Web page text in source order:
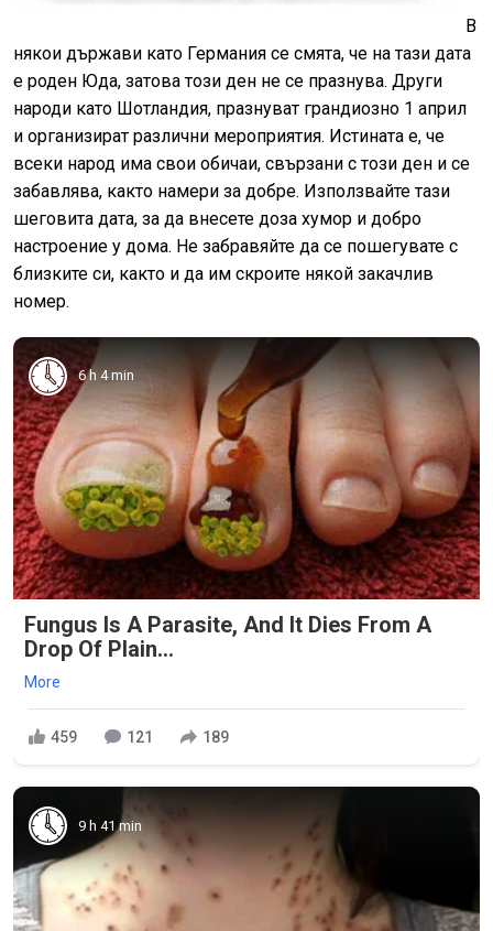
В
някои държави като Германия се смята, че на тази дата
е роден Юда, затова този ден не се празнува. Други
народи като Шотландия, празнуват грандиозно 1 април
и организират различни мероприятия. Истината е, че
всеки народ има свои обичаи, свързани с този ден и се
забавлява, както намери за добре. Използвайте тази
шеговита дата, за да внесете доза хумор и добро
настроение у дома. Не забравяйте да се пошегувате с
близките си, както и да им скроите някой закачлив
номер.
6 h 4 min
Fungus Is A Parasite, And It Dies From A
Drop Of Plain...
More
459 121 189
9 h 41 min